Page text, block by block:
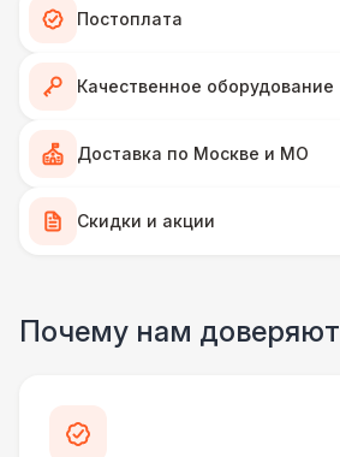
ФОТОСЕССИЯ
Грузчики
Фотограф
Gif стойка
Постоплата
Качественное оборудование
Доставка по Москве и МО
Скидки и акции
Почему нам доверяют